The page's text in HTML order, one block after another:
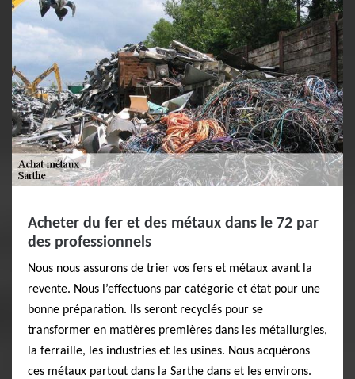
Acheter du fer et des métaux dans le 72 par
des professionnels
Nous nous assurons de trier vos fers et métaux avant la
revente. Nous l’effectuons par catégorie et état pour une
bonne préparation. Ils seront recyclés pour se
transformer en matières premières dans les métallurgies,
la ferraille, les industries et les usines. Nous acquérons
ces métaux partout dans la Sarthe dans et les environs.